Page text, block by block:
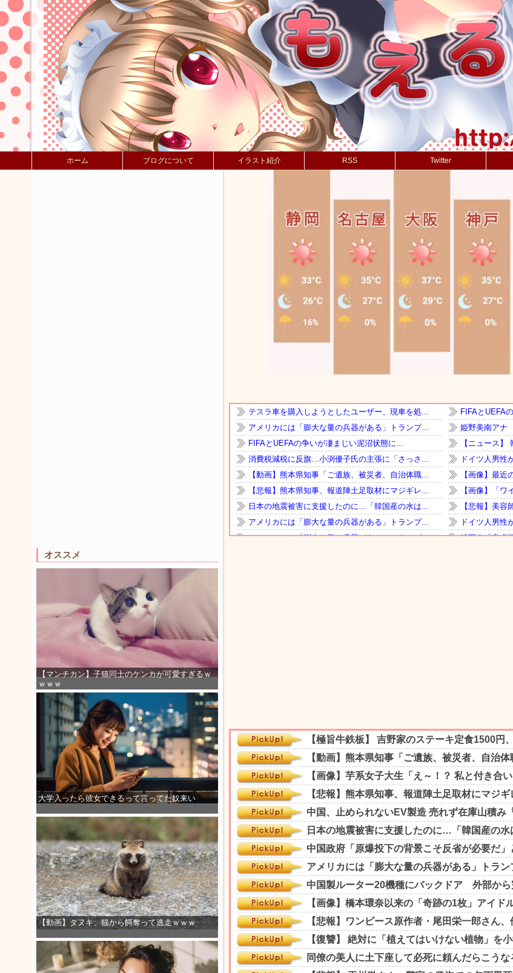
ホーム ブログについて イラスト紹介 RSS Twitter
オススメ
【マンチカン】子猫同士のケンカが可愛すぎるｗ
ｗｗｗ
大学入ったら彼女できるって言ってた奴来い
【動画】タヌキ、猫から餌奪って逃走ｗｗｗ